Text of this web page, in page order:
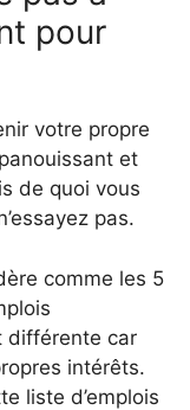
pour
votre propre
et
de quoi vous
pas.
comme les 5
différente car
intérêts.
liste d’emplois